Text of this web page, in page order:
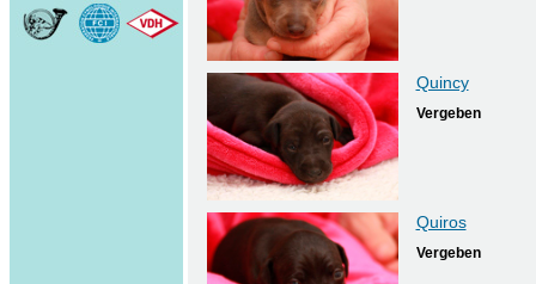
Quincy
Vergeben
Quiros
Vergeben